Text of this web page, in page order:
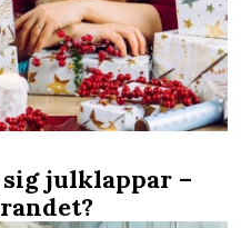
julklappar –